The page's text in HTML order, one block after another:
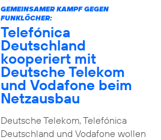
GEMEINSAMER KAMPF GEGEN
FUNKLÖCHER:
Telefónica
Deutschland
kooperiert mit
Deutsche Telekom
und Vodafone beim
Netzausbau
Deutsche Telekom, Telefónica
Deutschland und Vodafone wollen